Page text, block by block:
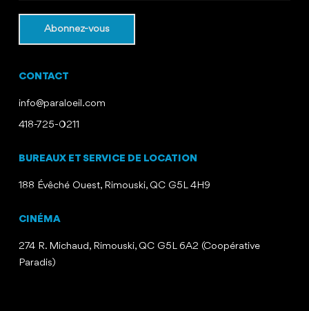
CONTACT
info@paraloeil.com
418-725-0211
BUREAUX ET SERVICE DE LOCATION
188 Évêché Ouest, Rimouski, QC G5L 4H9
CINÉMA
274 R. Michaud, Rimouski, QC G5L 6A2 (Coopérative
Paradis)